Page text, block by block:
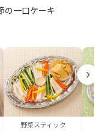
の一口ケーキ
野菜スティック
›